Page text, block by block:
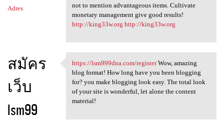
Adres
not to mention advantageous items. Cultivate
monetary management give good results!
http://king33w.org http://king33w.org
สมัคร
เว็บ
lsm99
https://lsm999dna.com
https://lsm999dna.com/registerWow, amazing
blog format! How long have you been blogging
for? you make blogging look easy. The total look
of your site is wonderful, let alone the content
material!